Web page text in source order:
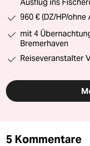
Ausflug ins
960 € (DZ/HP/ohne
mit 4
Bremerhaven
Reiseveranstalter
5 Kommentare